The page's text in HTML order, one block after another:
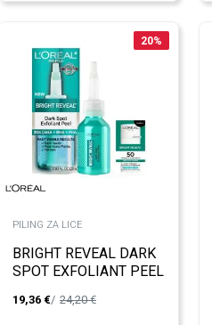
20%
PILING ZA LICE
BRIGHT REVEAL DARK
SPOT EXFOLIANT PEEL
19,36 € 24,20€